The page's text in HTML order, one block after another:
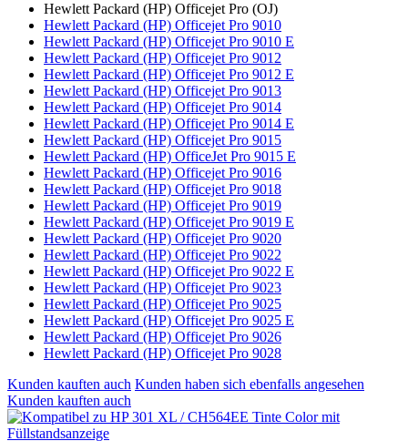
Hewlett Packard (HP) Officejet Pro (OJ)
Hewlett Packard (HP) Officejet Pro 9010
Hewlett Packard (HP) Officejet Pro 9010 E
Hewlett Packard (HP) Officejet Pro 9012
Hewlett Packard (HP) Officejet Pro 9012 E
Hewlett Packard (HP) Officejet Pro 9013
Hewlett Packard (HP) Officejet Pro 9014
Hewlett Packard (HP) Officejet Pro 9014 E
Hewlett Packard (HP) Officejet Pro 9015
Hewlett Packard (HP) OfficeJet Pro 9015 E
Hewlett Packard (HP) Officejet Pro 9016
Hewlett Packard (HP) Officejet Pro 9018
Hewlett Packard (HP) Officejet Pro 9019
Hewlett Packard (HP) Officejet Pro 9019 E
Hewlett Packard (HP) Officejet Pro 9020
Hewlett Packard (HP) Officejet Pro 9022
Hewlett Packard (HP) Officejet Pro 9022 E
Hewlett Packard (HP) Officejet Pro 9023
Hewlett Packard (HP) Officejet Pro 9025
Hewlett Packard (HP) Officejet Pro 9025 E
Hewlett Packard (HP) Officejet Pro 9026
Hewlett Packard (HP) Officejet Pro 9028
Kunden kauften auch Kunden haben sich ebenfalls angesehen
Kunden kauften auch